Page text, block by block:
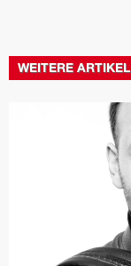
WEITERE ARTIKEL